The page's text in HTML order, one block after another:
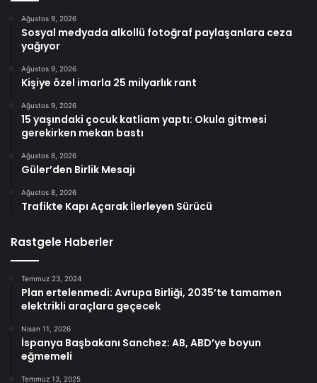
Ağustos 9, 2026
Sosyal medyada alkollü fotoğraf paylaşanlara ceza
yağıyor
Ağustos 9, 2026
Kişiye özel imarla 25 milyarlık rant
Ağustos 9, 2026
15 yaşındaki çocuk katliam yaptı: Okula gitmesi
gerekirken mekan bastı
Ağustos 8, 2026
Güler’den Birlik Mesajı
Ağustos 8, 2026
Trafikte Kapı Açarak İlerleyen Sürücü
Rastgele Haberler
Temmuz 23, 2024
Plan ertelenmedi: Avrupa Birliği, 2035’te tamamen
elektrikli araçlara geçecek
Nisan 11, 2026
İspanya Başbakanı Sanchez: AB, ABD’ye boyun
eğmemeli
Temmuz 13, 2025